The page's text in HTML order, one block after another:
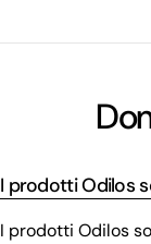
I prodotti Odilos
I prodotti Odilos